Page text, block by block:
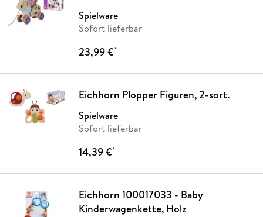
Spielware
Sofort lieferbar
23,99 €*
Eichhorn Plopper Figuren, 2-sort.
Spielware
Sofort lieferbar
14,39 €*
Eichhorn 100017033 - Baby
Kinderwagenkette, Holz